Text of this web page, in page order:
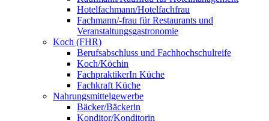
Hotelfachmann/Hotelfachfrau
Fachmann/-frau für Restaurants und
Veranstaltungsgastronomie
Koch (FHR)
Berufsabschluss und Fachhochschulreife
Koch/Köchin
FachpraktikerIn Küche
Fachkraft Küche
Nahrungsmittelgewerbe
Bäcker/Bäckerin
Konditor/Konditorin